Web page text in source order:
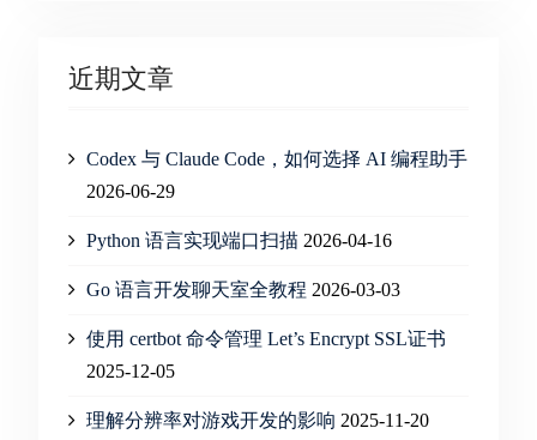
近期文章
Codex 与 Claude Code，如何选择 AI 编程助手
2026-06-29
Python 语言实现端口扫描 2026-04-16
Go 语言开发聊天室全教程 2026-03-03
使用 certbot 命令管理 Let’s Encrypt SSL证书
2025-12-05
理解分辨率对游戏开发的影响 2025-11-20